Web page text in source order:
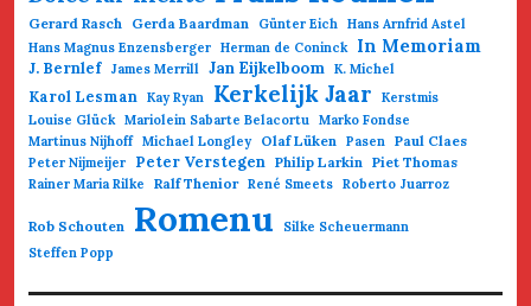
Gerard Rasch Gerda Baardman Günter Eich
Hans Arnfrid Astel
Hans Magnus Enzensberger Herman de Coninck In Memoriam
J. Bernlef James Merrill Jan Eijkelboom K. Michel
Karol Lesman Kay Ryan Kerkelijk Jaar
Kerstmis
Louise Glück Mariolein Sabarte Belacortu
Marko Fondse
Martinus Nijhoff Michael Longley Olaf Lüken Pasen Paul Claes
Peter Nijmeijer Peter Verstegen Philip Larkin Piet Thomas
Rainer Maria Rilke Ralf Thenior René Smeets Roberto Juarroz
Rob Schouten Romenu
Silke Scheuermann
Steffen Popp